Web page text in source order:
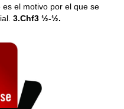
el motivo por el que se
3.Chf3 ½-½.